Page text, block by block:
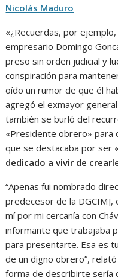
Nicolás Maduro
«¿Recuerdas, por
empresario Domingo
preso sin orden judicial y
conspiración para
oído un rumor de que él
agregó el exmayor
también se burló del
«Presidente obrero» para
que se destacaba por ser
dedicado a vivir de
“Apenas fui nombrado
predecesor de la DGCIM],
mí por mi cercanía con
informante que trabajaba
para presentarte. Esa es
de un digno obrero”,
forma de describirte sería